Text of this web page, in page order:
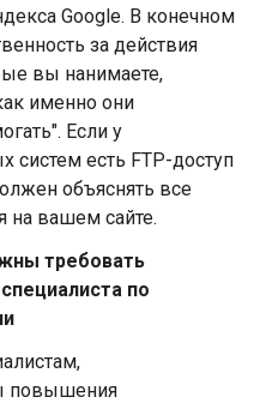
Google. В конечном
за действия
вы нанимаете,
именно они
Если у
систем есть FTP-доступ
объяснять все
на вашем сайте.
требовать
по
повышения